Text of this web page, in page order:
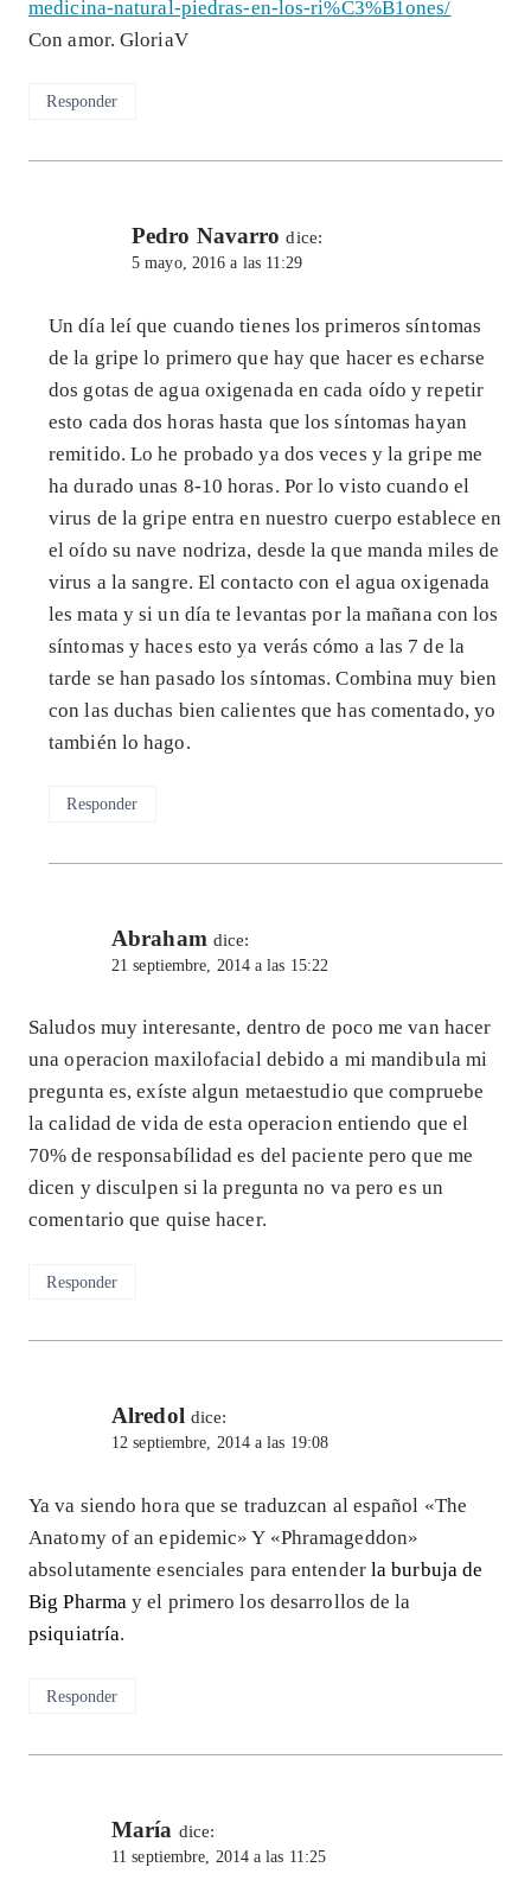
medicina-natural-piedras-en-los-ri%C3%B1ones/
Con amor. GloriaV
Responder
Pedro Navarro dice:
5 mayo, 2016 a las 11:29
Un día leí que cuando tienes los primeros síntomas
de la gripe lo primero que hay que hacer es echarse
dos gotas de agua oxigenada en cada oído y repetir
esto cada dos horas hasta que los síntomas hayan
remitido. Lo he probado ya dos veces y la gripe me
ha durado unas 8-10 horas. Por lo visto cuando el
virus de la gripe entra en nuestro cuerpo establece en
el oído su nave nodriza, desde la que manda miles de
virus a la sangre. El contacto con el agua oxigenada
les mata y si un día te levantas por la mañana con los
síntomas y haces esto ya verás cómo a las 7 de la
tarde se han pasado los síntomas. Combina muy bien
con las duchas bien calientes que has comentado, yo
también lo hago.
Responder
Abraham dice:
21 septiembre, 2014 a las 15:22
Saludos muy interesante, dentro de poco me van hacer
una operacion maxilofacial debido a mi mandibula mi
pregunta es, exíste algun metaestudio que compruebe
la calidad de vida de esta operacion entiendo que el
70% de responsabílidad es del paciente pero que me
dicen y disculpen si la pregunta no va pero es un
comentario que quise hacer.
Responder
Alredol dice:
12 septiembre, 2014 a las 19:08
Ya va siendo hora que se traduzcan al español «The
Anatomy of an epidemic» Y «Phramageddon»
absolutamente esenciales para entender la burbuja de
Big Pharma y el primero los desarrollos de la
psiquiatría.
Responder
María dice:
11 septiembre, 2014 a las 11:25